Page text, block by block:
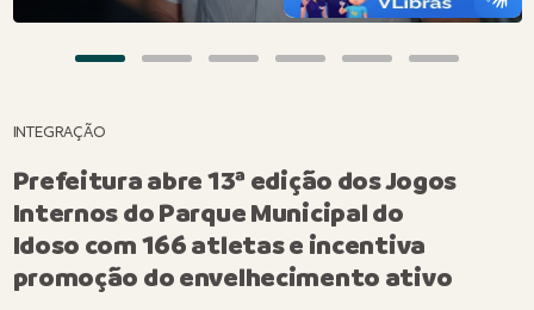
INTEGRAÇÃO
Prefeitura abre 13ª edição dos Jogos
Internos do Parque Municipal do
Idoso com 166 atletas e incentiva
promoção do envelhecimento ativo